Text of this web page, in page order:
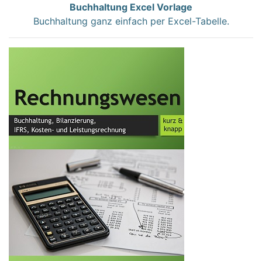
Buchhaltung Excel Vorlage
Buchhaltung ganz einfach per Excel-Tabelle.